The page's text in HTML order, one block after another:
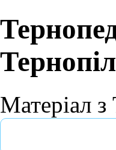
Матеріал з